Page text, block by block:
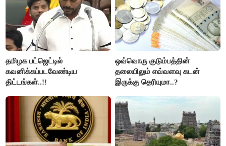
தமிழக பட்ஜெட்டில்
கவனிக்கப்படவேண்டிய
திட்டங்கள்..!!
ஒவ்வொரு குடும்பத்தின்
தலையிலும் எவ்வளவு கடன்
இருக்கு தெரியுமா..?